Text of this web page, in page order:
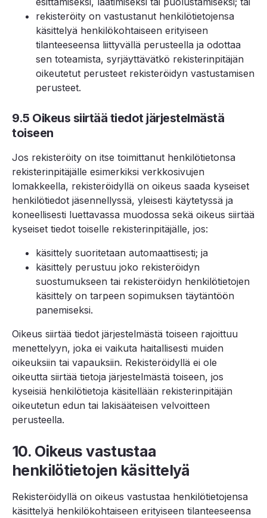
rekisteröity on vastustanut henkilötietojensa
käsittelyä henkilökohtaiseen erityiseen
tilanteeseensa liittyvällä perusteella ja odottaa
sen toteamista, syrjäyttävätkö rekisterinpitäjän
oikeutetut perusteet rekisteröidyn vastustamisen
perusteet.
9.5 Oikeus siirtää tiedot järjestelmästä
toiseen
Jos rekisteröity on itse toimittanut henkilötietonsa
rekisterinpitäjälle esimerkiksi verkkosivujen
lomakkeella, rekisteröidyllä on oikeus saada kyseiset
henkilötiedot jäsennellyssä, yleisesti käytetyssä ja
koneellisesti luettavassa muodossa sekä oikeus siirtää
kyseiset tiedot toiselle rekisterinpitäjälle, jos:
käsittely suoritetaan automaattisesti; ja
käsittely perustuu joko rekisteröidyn
suostumukseen tai rekisteröidyn henkilötietojen
käsittely on tarpeen sopimuksen täytäntöön
panemiseksi.
Oikeus siirtää tiedot järjestelmästä toiseen rajoittuu
menettelyyn, joka ei vaikuta haitallisesti muiden
oikeuksiin tai vapauksiin. Rekisteröidyllä ei ole
oikeutta siirtää tietoja järjestelmästä toiseen, jos
kyseisiä henkilötietoja käsitellään rekisterinpitäjän
oikeutetun edun tai lakisääteisen velvoitteen
perusteella.
10. Oikeus vastustaa
henkilötietojen käsittelyä
Rekisteröidyllä on oikeus vastustaa henkilötietojensa
käsittelyä henkilökohtaiseen erityiseen tilanteeseensa